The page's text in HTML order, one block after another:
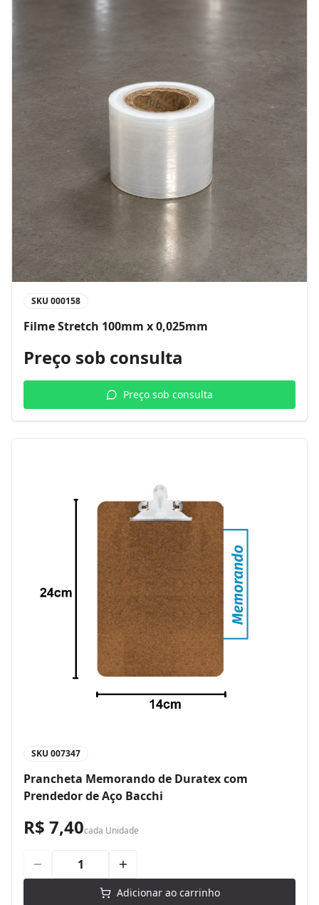
SKU 000158
Filme Stretch 100mm x 0,025mm
Preço sob consulta
Preço sob consulta
SKU 007347
Prancheta Memorando de Duratex com
Prendedor de Aço Bacchi
R$ 7,40cada Unidade
Adicionar ao carrinho